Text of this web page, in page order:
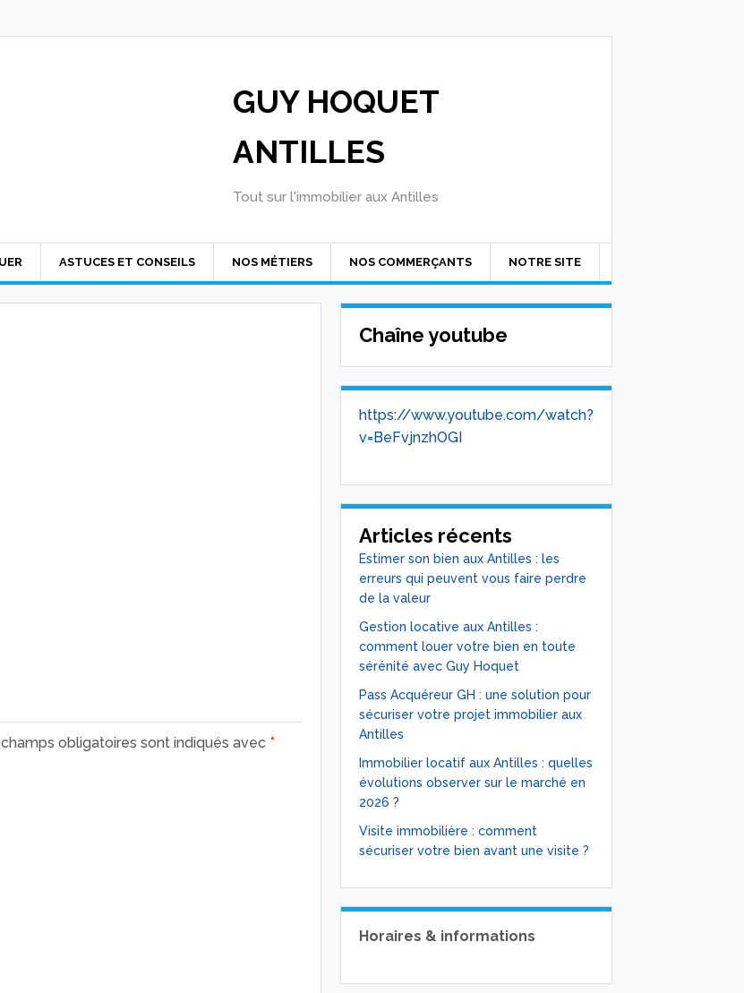
GUY HOQUET
ANTILLES
Tout sur l'immobilier aux Antilles
ASTUCES ET CONSEILS NOS MÉTIERS NOS COMMERÇANTS NOTRE SITE
champs obligatoires sont indiqués avec *
Chaîne youtube
https://www.youtube.com/watch?
v=BeFvjnzhOGI
Articles récents
Estimer son bien aux Antilles : les
erreurs qui peuvent vous faire perdre
de la valeur
Gestion locative aux Antilles :
comment louer votre bien en toute
sérénité avec Guy Hoquet
Pass Acquéreur GH : une solution pour
sécuriser votre projet immobilier aux
Antilles
Immobilier locatif aux Antilles : quelles
évolutions observer sur le marché en
2026 ?
Visite immobilière : comment
sécuriser votre bien avant une visite ?
Horaires & informations